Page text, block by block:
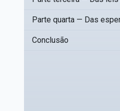
Parte quarta — Das
Conclusão